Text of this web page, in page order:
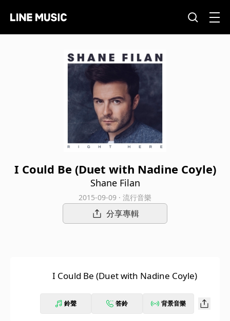
I Could Be (Duet with Nadine Coyle)
Shane Filan
2015-09-09 · 流行音樂
分享專輯
I Could Be (Duet with Nadine Coyle)
鈴聲 答鈴 背景音樂